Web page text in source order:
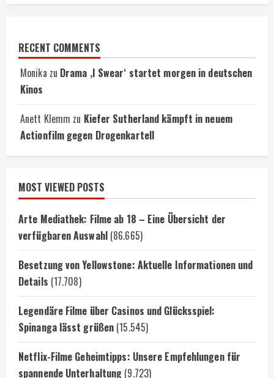
RECENT COMMENTS
Monika zu Drama ‚I Swear‘ startet morgen in deutschen
Kinos
Anett Klemm zu Kiefer Sutherland kämpft in neuem
Actionfilm gegen Drogenkartell
MOST VIEWED POSTS
Arte Mediathek: Filme ab 18 – Eine Übersicht der
verfügbaren Auswahl (86.665)
Besetzung von Yellowstone: Aktuelle Informationen und
Details (17.708)
Legendäre Filme über Casinos und Glücksspiel:
Spinanga lässt grüßen (15.545)
Netflix-Filme Geheimtipps: Unsere Empfehlungen für
spannende Unterhaltung (9.723)